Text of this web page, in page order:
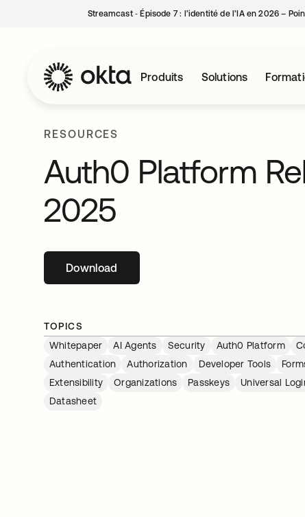
Streamcast ‑ Épisode 7 : l’identité de l’IA en 2026 –
Produits Solutions
RESOURCES
Auth0 Platform
2025
Downloads’ouvre dans un nouvel onglet
TOPICS
Whitepaper
AI Agents Security Auth0 Platform
Authentication
Authorization Developer Tools
Extensibility
Organizations Passkeys Universal
Datasheet